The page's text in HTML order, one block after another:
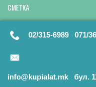
СМЕТКА
02/315-6989 071/
info@kupialat.mk бул.